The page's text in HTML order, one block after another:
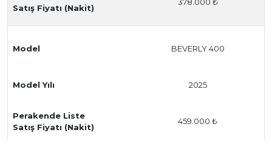
Satış Fiyatı (Nakit)
Model BEVERLY 400
Model Yılı 2025
Perakende Liste
Satış Fiyatı (Nakit)
459.000 ₺